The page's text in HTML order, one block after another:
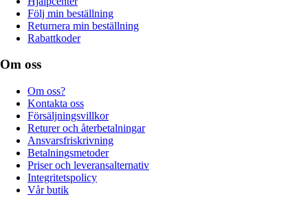
Följ min beställning
Returnera min beställning
Rabattkoder
Om oss
Om oss?
Kontakta oss
Försäljningsvillkor
Returer och återbetalningar
Ansvarsfriskrivning
Betalningsmetoder
Priser och leveransalternativ
Integritetspolicy
Vår butik